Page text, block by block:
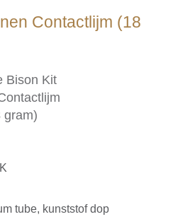
Contactlijm (18
tube, kunststof dop